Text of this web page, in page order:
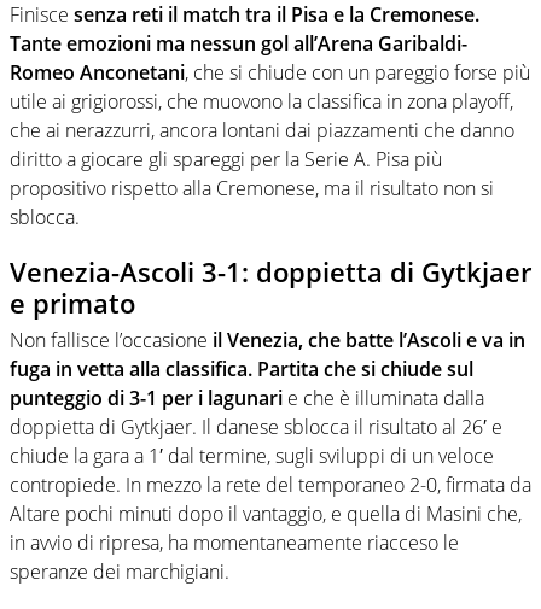
Finisce senza reti il match tra il Pisa e la Cremonese.
Tante emozioni ma nessun gol all’Arena Garibaldi-
Romeo Anconetani, che si chiude con un pareggio forse più
utile ai grigiorossi, che muovono la classifica in zona playoff,
che ai nerazzurri, ancora lontani dai piazzamenti che danno
diritto a giocare gli spareggi per la Serie A. Pisa più
propositivo rispetto alla Cremonese, ma il risultato non si
sblocca.
Venezia-Ascoli 3-1: doppietta di Gytkjaer
e primato
Non fallisce l’occasione il Venezia, che batte l’Ascoli e va in
fuga in vetta alla classifica. Partita che si chiude sul
punteggio di 3-1 per i lagunari e che è illuminata dalla
doppietta di Gytkjaer. Il danese sblocca il risultato al 26′ e
chiude la gara a 1′ dal termine, sugli sviluppi di un veloce
contropiede. In mezzo la rete del temporaneo 2-0, firmata da
Altare pochi minuti dopo il vantaggio, e quella di Masini che,
in avvio di ripresa, ha momentaneamente riacceso le
speranze dei marchigiani.